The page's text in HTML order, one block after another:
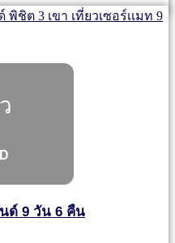
นด์ 9 วัน 6 คืน